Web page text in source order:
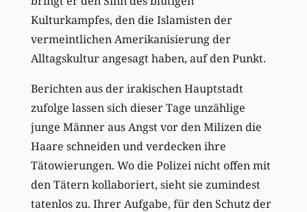
Kulturkampfes, den die Islamisten der
vermeintlichen Amerikanisierung der
Alltagskultur angesagt haben, auf den Punkt.
Berichten aus der irakischen Hauptstadt
zufolge lassen sich dieser Tage unzählige
junge Männer aus Angst vor den Milizen die
Haare schneiden und verdecken ihre
Tätowierungen. Wo die Polizei nicht offen mit
den Tätern kollaboriert, sieht sie zumindest
tatenlos zu. Ihrer Aufgabe, für den Schutz der